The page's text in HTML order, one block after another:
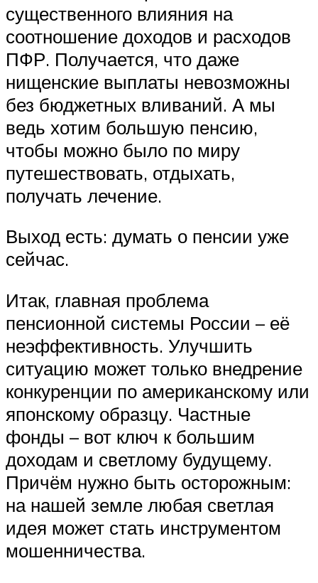
существенного влияния на
соотношение доходов и расходов
ПФР. Получается, что даже
нищенские выплаты невозможны
без бюджетных вливаний. А мы
ведь хотим большую пенсию,
чтобы можно было по миру
путешествовать, отдыхать,
получать лечение.
Выход есть: думать о пенсии уже
сейчас.
Итак, главная проблема
пенсионной системы России – её
неэффективность. Улучшить
ситуацию может только внедрение
конкуренции по американскому или
японскому образцу. Частные
фонды – вот ключ к большим
доходам и светлому будущему.
Причём нужно быть осторожным:
на нашей земле любая светлая
идея может стать инструментом
мошенничества.